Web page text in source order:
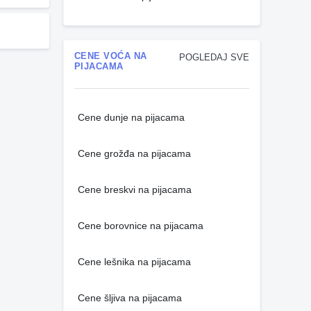
POGLEDAJ SVE
CENE VOĆA NA
PIJACAMA
Cene dunje na pijacama
Cene grožđa na pijacama
Cene breskvi na pijacama
Cene borovnice na pijacama
Cene lešnika na pijacama
Cene šljiva na pijacama